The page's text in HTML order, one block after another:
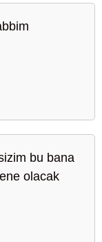
bu bana
olacak